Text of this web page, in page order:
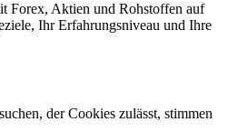
Forex, Aktien und Rohstoffen auf
Ihr Erfahrungsniveau und Ihre
der Cookies zulässt, stimmen